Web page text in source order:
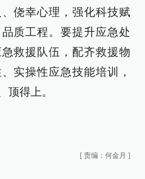
侥幸心理，强化科技赋
质工程。要提升应急处
救援队伍，配齐救援物
实操性应急技能培训，
顶得上。
[ 责编：何金月 ]